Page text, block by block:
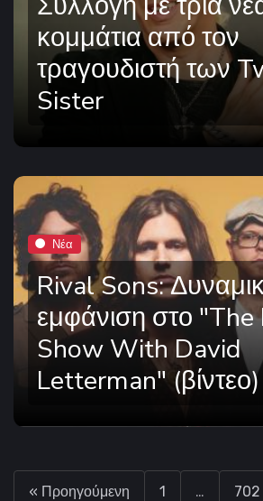
κομμάτια από τον
τραγουδιστή των
Sister
Νέα
Rival Sons:
εμφάνιση στο "The
Show With David
Letterman" (βίντεο)
« Προηγούμενη 1 … 702